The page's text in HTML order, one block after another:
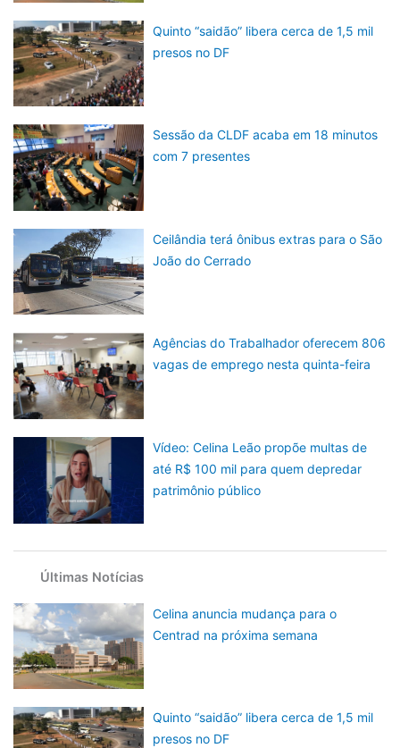
Quinto “saidão” libera cerca de 1,5 mil
presos no DF
Sessão da CLDF acaba em 18 minutos
com 7 presentes
Ceilândia terá ônibus extras para o São
João do Cerrado
Agências do Trabalhador oferecem 806
vagas de emprego nesta quinta-feira
Vídeo: Celina Leão propõe multas de
até R$ 100 mil para quem depredar
patrimônio público
Últimas Notícias
Celina anuncia mudança para o
Centrad na próxima semana
Quinto “saidão” libera cerca de 1,5 mil
presos no DF